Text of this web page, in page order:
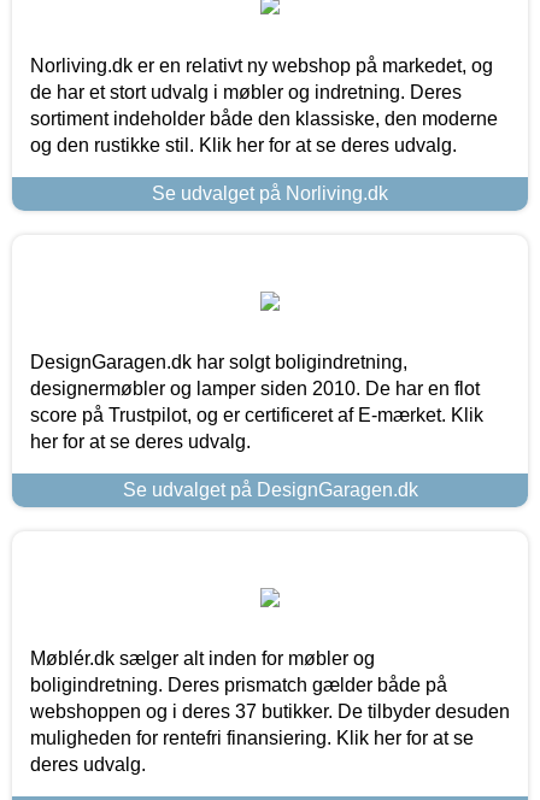
Norliving.dk er en relativt ny webshop på markedet, og
de har et stort udvalg i møbler og indretning. Deres
sortiment indeholder både den klassiske, den moderne
og den rustikke stil. Klik her for at se deres udvalg.
Se udvalget på Norliving.dk
DesignGaragen.dk har solgt boligindretning,
designermøbler og lamper siden 2010. De har en flot
score på Trustpilot, og er certificeret af E-mærket. Klik
her for at se deres udvalg.
Se udvalget på DesignGaragen.dk
Møblér.dk sælger alt inden for møbler og
boligindretning. Deres prismatch gælder både på
webshoppen og i deres 37 butikker. De tilbyder desuden
muligheden for rentefri finansiering. Klik her for at se
deres udvalg.